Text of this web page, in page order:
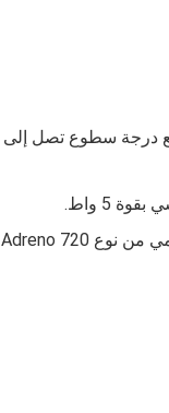
درجة سطوع تصل إلى
Adreno 720